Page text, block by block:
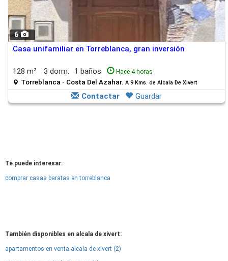
6
Casa unifamiliar en Torreblanca, gran inversión
128 m² 3 dorm. 1 baños Hace 4 horas
Torreblanca - Costa Del Azahar. A 9 Kms. de Alcala De Xivert
Contactar Guardar
Te puede interesar:
comprar casas baratas en torreblanca
También disponibles en alcala de xivert:
apartamentos en venta alcala de xivert (2)